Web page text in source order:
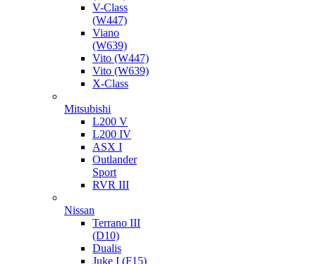
V-Class
(W447)
Viano
(W639)
Vito (W447)
Vito (W639)
X-Class
Mitsubishi
L200 V
L200 IV
ASX I
Outlander
Sport
RVR III
Nissan
Terrano III
(D10)
Dualis
Juke I (F15)